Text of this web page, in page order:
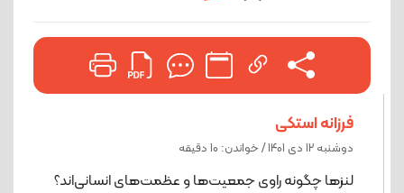
فرزانه استکی
دوشنبه 12 دی 1401 / خواندن: 10 دقیقه
لنزها چگونه راوی جمعیت‌ها و عظمت‌های انسانی‌اند؟